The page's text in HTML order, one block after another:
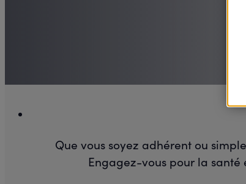
Que vous soyez adhérent ou
Engagez-vous pour la